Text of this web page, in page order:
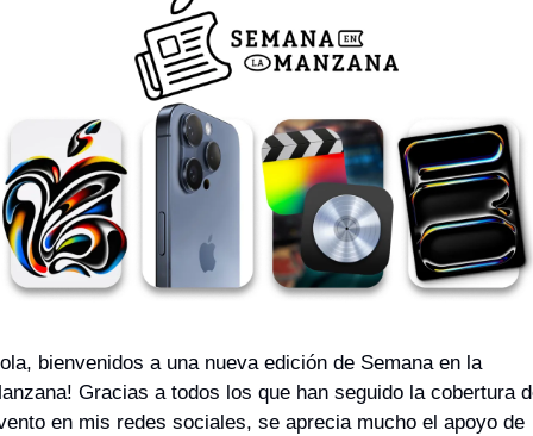
bienvenidos a una nueva edición de Semana en la
Gracias a todos los que han seguido la cobertura
en mis redes sociales, se aprecia mucho el apoyo de